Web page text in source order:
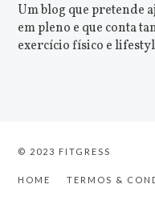
Um blog que pretende
em pleno e que conta
exercício físico e
© 2023 FITGRESS
HOME TERMOS &